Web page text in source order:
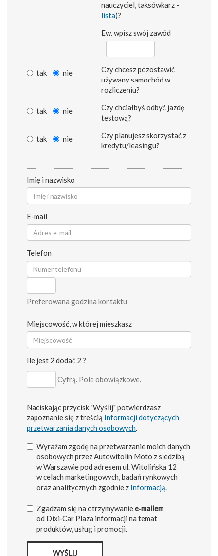
nauczyciel, taksówkarz -
lista)?
Ew. wpisz swój zawód
tak nie
Czy chcesz pozostawić
używany samochód w
rozliczeniu?
tak nie
Czy chciałbyś odbyć jazdę
testową?
tak nie
Czy planujesz skorzystać z
kredytu/leasingu?
Imię i nazwisko
E-mail
Telefon
Preferowana godzina kontaktu
Miejscowość, w której mieszkasz
Ile jest 2 dodać 2 ?
Cyfrą. Pole obowiązkowe.
Naciskając przycisk "Wyślij" potwierdzasz
zapoznanie się z treścią Informacji dotyczących
przetwarzania danych osobowych
Wyrażam zgodę na przetwarzanie moich danych
osobowych przez Autowitolin Moto z siedzibą
w Warszawie pod adresem ul. Witolińska 12
w celach marketingowych, badań rynkowych
oraz analitycznych zgodnie z Informacją
Zgadzam się na otrzymywaniee‑mailem
od Dixi‑Car Plaza informacji na temat
produktów, usług i promocji.
WYŚLIJ